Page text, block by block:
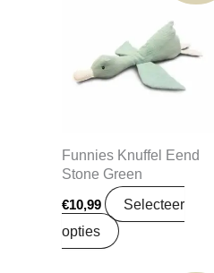
Funnies Knuffel Eend
Stone Green
€10,99
Selecteer
opties